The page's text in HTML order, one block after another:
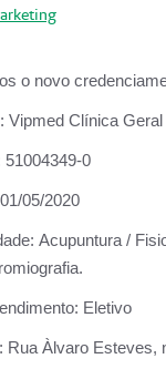
o novo
Vipmed Clínica
51004349-0
01/05/2020
Acupuntura /
Eletivo
Rua Àlvaro Esteves,